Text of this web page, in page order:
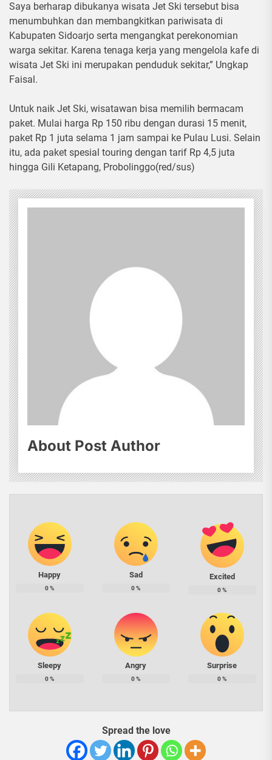
Saya berharap dibukanya wisata Jet Ski tersebut bisa
menumbuhkan dan membangkitkan pariwisata di
Kabupaten Sidoarjo serta mengangkat perekonomian
warga sekitar. Karena tenaga kerja yang mengelola kafe di
wisata Jet Ski ini merupakan penduduk sekitar,” Ungkap
Faisal.
Untuk naik Jet Ski, wisatawan bisa memilih bermacam
paket. Mulai harga Rp 150 ribu dengan durasi 15 menit,
paket Rp 1 juta selama 1 jam sampai ke Pulau Lusi. Selain
itu, ada paket spesial touring dengan tarif Rp 4,5 juta
hingga Gili Ketapang, Probolinggo(red/sus)
About Post Author
Happy
0%
Sad
0%
Excited
0%
Sleepy
0%
Angry
0%
Surprise
0%
Spread the love